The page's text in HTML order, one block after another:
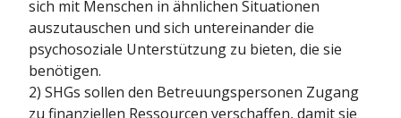
sich mit Menschen in ähnlichen Situationen
auszutauschen und sich untereinander die
psychosoziale Unterstützung zu bieten, die sie
benötigen.
2) SHGs sollen den Betreuungspersonen Zugang
zu finanziellen Ressourcen verschaffen, damit sie